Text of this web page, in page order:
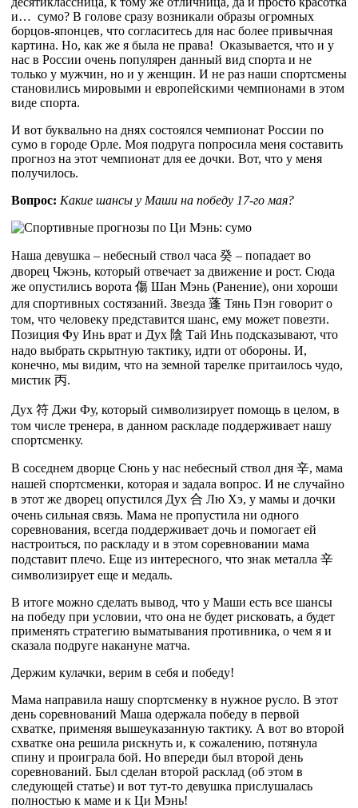
и… сумо? В голове сразу возникали образы огромных
борцов-японцев, что согласитесь для нас более привычная
картина. Но, как же я была не права! Оказывается, что и у
нас в России очень популярен данный вид спорта и не
только у мужчин, но и у женщин. И не раз наши спортсмены
становились мировыми и европейскими чемпионами в этом
виде спорта.
И вот буквально на днях состоялся чемпионат России по
сумо в городе Орле. Моя подруга попросила меня составить
прогноз на этот чемпионат для ее дочки. Вот, что у меня
получилось.
Вопрос: Какие шансы у Маши на победу 17-го мая?
Наша девушка – небесный ствол часа 癸 – попадает во
дворец Чжэнь, который отвечает за движение и рост. Сюда
же опустились ворота 傷 Шан Мэнь (Ранение), они хороши
для спортивных состязаний. Звезда 蓬 Тянь Пэн говорит о
том, что человеку представится шанс, ему может повезти.
Позиция Фу Инь врат и Дух 陰 Тай Инь подсказывают, что
надо выбрать скрытную тактику, идти от обороны. И,
конечно, мы видим, что на земной тарелке притаилось чудо,
мистик 丙.
Дух 符 Джи Фу, который символизирует помощь в целом, в
том числе тренера, в данном раскладе поддерживает нашу
спортсменку.
В соседнем дворце Сюнь у нас небесный ствол дня 辛, мама
нашей спортсменки, которая и задала вопрос. И не случайно
в этот же дворец опустился Дух 合 Лю Хэ, у мамы и дочки
очень сильная связь. Мама не пропустила ни одного
соревнования, всегда поддерживает дочь и помогает ей
настроиться, по раскладу и в этом соревновании мама
подставит плечо. Еще из интересного, что знак металла 辛
символизирует еще и медаль.
В итоге можно сделать вывод, что у Маши есть все шансы
на победу при условии, что она не будет рисковать, а будет
применять стратегию выматывания противника, о чем я и
сказала подруге накануне матча.
Держим кулачки, верим в себя и победу!
Мама направила нашу спортсменку в нужное русло. В этот
день соревнований Маша одержала победу в первой
схватке, применяя вышеуказанную тактику. А вот во второй
схватке она решила рискнуть и, к сожалению, потянула
спину и проиграла бой. Но впереди был второй день
соревнований. Был сделан второй расклад (об этом в
следующей статье) и вот тут-то девушка прислушалась
полностью к маме и к Ци Мэнь!